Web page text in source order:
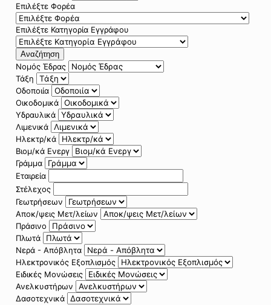
Επιλέξτε Φορέα
Επιλέξτε Κατηγορία Εγγράφου
Αναζήτηση
Νομός Έδρας
Τάξη
Οδοποιία
Οικοδομικά
Υδραυλικά
Λιμενικά
Ηλεκτρ/κά
Βιομ/κά Ενεργ
Γράμμα
Εταιρεία
Στέλεχος
Γεωτρήσεων
Αποκ/ψεις Μετ/λείων
Πράσινο
Πλωτά
Νερά - Απόβλητα
Ηλεκτρονικός Εξοπλισμός
Ειδικές Μονώσεις
Ανελκυστήρων
Δασοτεχνικά